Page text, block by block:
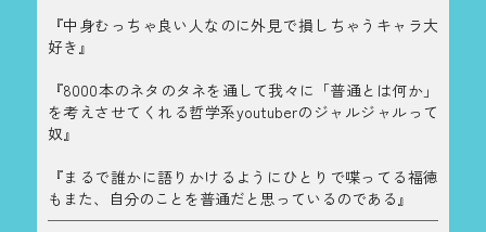
『中身むっちゃ良い人なのに外見で損しちゃうキャラ大
好き』
『8000本のネタのタネを通して我々に「普通とは何か」
を考えさせてくれる哲学系youtuberのジャルジャルって
奴』
『まるで誰かに語りかけるようにひとりで喋ってる福徳
もまた、自分のことを普通だと思っているのである』